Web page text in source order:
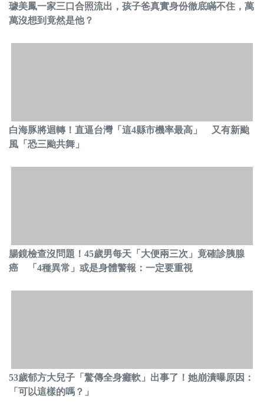
璩美鳳一家三口合照流出，孩子爸真實身份徹底瞞不住，萬
萬沒想到竟然是他？
白海豚將迴轉！直逼台灣「這4縣市機率最高」 又有新颱
風「恐三颱共舞」
腸鏡檢查沒問題！45歲男每天「大便兩三次」竟確診胰腺
癌 「4種異常」或是身體警報：一定要重視
53歲郁方大兒子「驚傳全身癱軟」出事了！她崩潰曝原因：
「可以這樣的嗎？」